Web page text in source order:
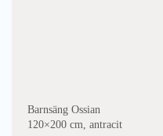
Barnsäng Ossian
120×200 cm, antracit